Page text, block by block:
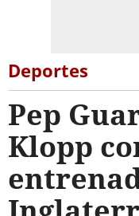
Deportes
Pep
Klopp